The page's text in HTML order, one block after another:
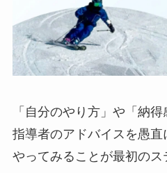
「自分のやり方」や「納
指導者のアドバイスを愚
やってみることが最初のス